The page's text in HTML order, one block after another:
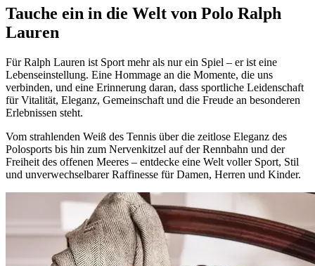
Tauche ein in die Welt von Polo Ralph
Lauren
Für Ralph Lauren ist Sport mehr als nur ein Spiel – er ist eine
Lebenseinstellung. Eine Hommage an die Momente, die uns
verbinden, und eine Erinnerung daran, dass sportliche Leidenschaft
für Vitalität, Eleganz, Gemeinschaft und die Freude an besonderen
Erlebnissen steht.
Vom strahlenden Weiß des Tennis über die zeitlose Eleganz des
Polosports bis hin zum Nervenkitzel auf der Rennbahn und der
Freiheit des offenen Meeres – entdecke eine Welt voller Sport, Stil
und unverwechselbarer Raffinesse für Damen, Herren und Kinder.